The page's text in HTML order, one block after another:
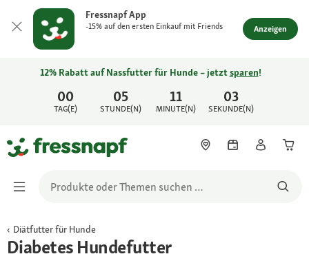
Fressnapf App
-15% auf den ersten Einkauf mit Friends Anzeigen
00
TAG(E)
05
STUNDE(N)
11
MINUTE(N)
03
SEKUNDE(N)
12% Rabatt auf Nassfutter für Hunde – jetztsparen!
Diätfutter für Hunde
Diabetes Hundefutter